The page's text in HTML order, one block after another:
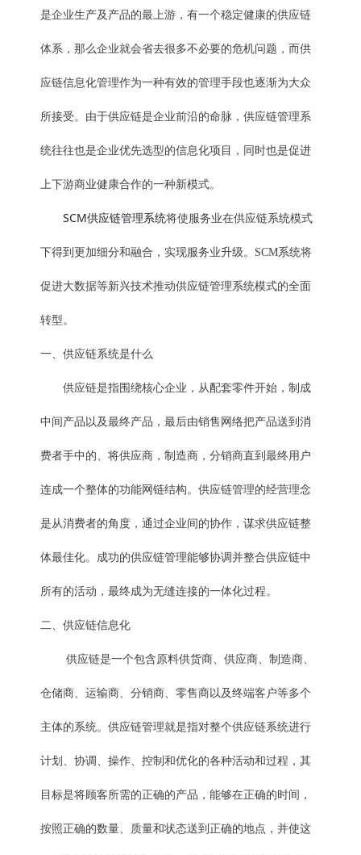
是企业生产及产品的最上游，有一个稳定健康的供应链
体系，那么企业就会省去很多不必要的危机问题，而供
应链信息化管理作为一种有效的管理手段也逐渐为大众
所接受。由于供应链是企业前沿的命脉，供应链管理系
统往往也是企业优先选型的信息化项目，同时也是促进
上下游商业健康合作的一种新模式。
SCM供应链管理系统将使服务业在供应链系统模式
下得到更加细分和融合，实现服务业升级。SCM系统将
促进大数据等新兴技术推动供应链管理系统模式的全面
转型。
一、供应链系统是什么
供应链是指围绕核心企业，从配套零件开始，制成
中间产品以及最终产品，最后由销售网络把产品送到消
费者手中的、将供应商，制造商，分销商直到最终用户
连成一个整体的功能网链结构。供应链管理的经营理念
是从消费者的角度，通过企业间的协作，谋求供应链整
体最佳化。成功的供应链管理能够协调并整合供应链中
所有的活动，最终成为无缝连接的一体化过程。
二、供应链信息化
供应链是一个包含原料供货商、供应商、制造商、
仓储商、运输商、分销商、零售商以及终端客户等多个
主体的系统。供应链管理就是指对整个供应链系统进行
计划、协调、操作、控制和优化的各种活动和过程，其
目标是将顾客所需的正确的产品，能够在正确的时间，
按照正确的数量、质量和状态送到正确的地点，并使这